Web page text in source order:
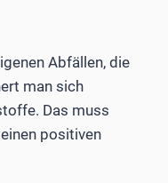
Abfällen, die
man sich
Das muss
positiven